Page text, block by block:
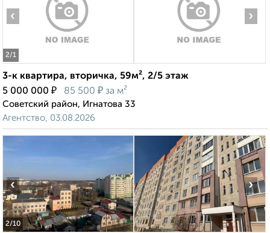
2/1
‹ ›
3-к квартира, вторичка, 59м², 2/5 этаж
5 000 000 ₽ 85 500 ₽ за м²
Советский район, Игнатова 33
Агентство, 03.08.2026
2/10
‹ ›